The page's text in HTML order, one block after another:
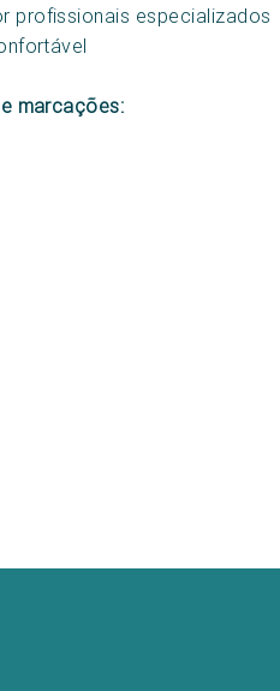
profissionais especializados
marcações: